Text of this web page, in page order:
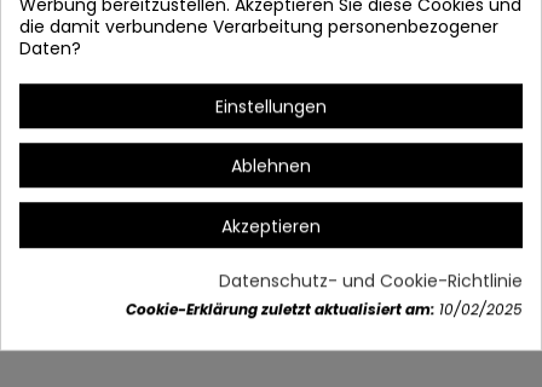
COLONEL 3056
Artikel-Nr. 3056
Artikeldetails
Werbung bereitzustellen. Akzeptieren Sie diese Cookies und
die damit verbundene Verarbeitung personenbezogener
Daten?
Einstellungen
Ablehnen
Akzeptieren
Datenschutz- und Cookie-Richtlinie
Cookie-Erklärung zuletzt aktualisiert am: 10/02/2025